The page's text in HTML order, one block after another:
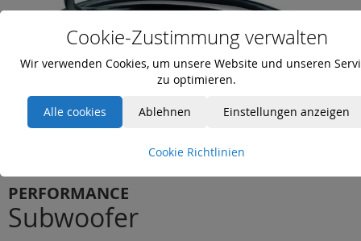
PERFORMANCE
Subwoofer
Cookie-Zustimmung verwalten
Wir verwenden Cookies, um unsere Website und unseren
zu optimieren.
Alle cookies Ablehnen Einstellungen anzeigen
Cookie Richtlinien